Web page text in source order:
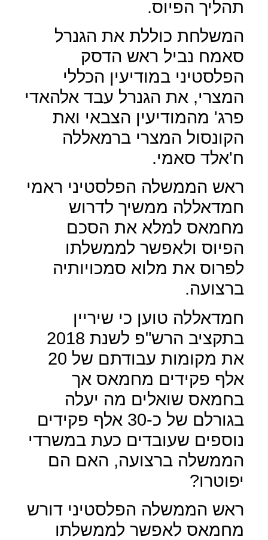
תהליך הפיוס.
המשלחת כוללת את הגנרל
סאמח נביל ראש הדסק
הפלסטיני במודיעין הכללי
המצרי, את הגנרל עבד אלהאדי
פרג' מהמודיעין הצבאי ואת
הקונסול המצרי ברמאללה
ח'אלד סאמי.
ראש הממשלה הפלסטיני ראמי
חמדאללה ממשיך לדרוש
מחמאס למלא את הסכם
הפיוס ולאפשר לממשלתו
לפרוס את מלוא סמכויותיה
ברצועה.
חמדאללה טוען כי שיריין
בתקציב הרש"פ לשנת 2018
את מקומות עבודתם של 20
אלף פקידים מחמאס אך
בחמאס שואלים מה יעלה
בגורלם של כ-30 אלף פקידים
נוספים שעובדים כעת במשרדי
הממשלה ברצועה, האם הם
יפוטרו?
ראש הממשלה הפלסטיני דורש
מחמאס לאפשר לממשלתו